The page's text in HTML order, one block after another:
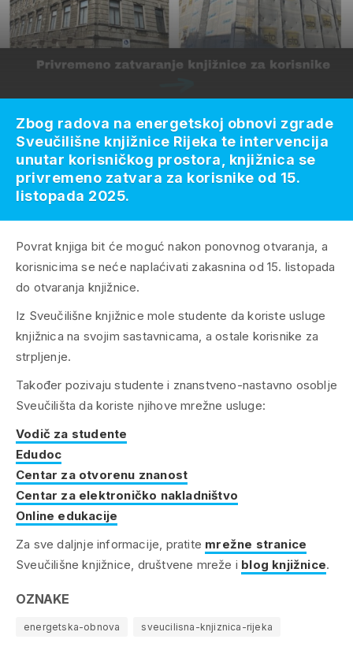
Povrat knjiga bit će moguć nakon ponovnog otvaranja, a
korisnicima se neće naplaćivati zakasnina od 15. listopada
do otvaranja knjižnice.
Iz Sveučilišne knjižnice mole studente da koriste usluge
knjižnica na svojim sastavnicama, a ostale korisnike za
strpljenje.
Također pozivaju studente i znanstveno-nastavno osoblje
Sveučilišta da koriste njihove mrežne usluge:
Vodič za studente
Edudoc
Centar za otvorenu znanost
Centar za elektroničko nakladništvo
Online edukacije
Za sve daljnje informacije, pratite mrežne stranice
Sveučilišne knjižnice, društvene mreže i blog knjižnice.
OZNAKE
energetska-obnova sveucilisna-knjiznica-rijeka
Zbog radova na energetskoj obnovi zgrade
Sveučilišne knjižnice Rijeka te intervencija
unutar korisničkog prostora, knjižnica se
privremeno zatvara za korisnike od 15.
listopada 2025.